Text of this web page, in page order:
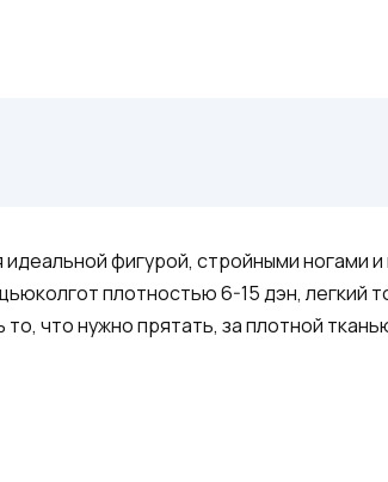
фигурой, стройными ногами
плотностью 6-15 дэн,
что нужно прятать, за плотной